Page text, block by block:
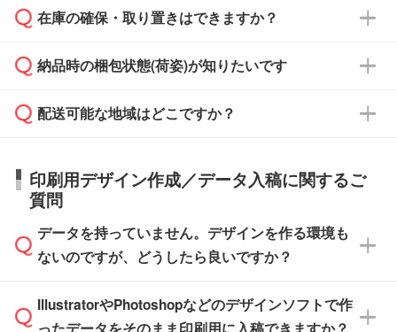
校や幼稚園・保育園であれば、同様の条件でご
ご希望の際は担当スタッフまでお気軽にご相談
ください。
たは注文フォームの『ご注文に関する備考欄』
ご入金確認後、1～2営業日で出荷いたしま
タッフまでお問い合わせください。
ル」に注文予定日をご入力いただくと、おおよ
その締切日や出荷目安をご確認いただけます。
品が決まりましたらお早めのご発注をお願いい
たします。
ご希望の納期がある場合は、お問い合わせ・お
い。
応が可能かご案内いたします。
す。>>対象商品はこちら
※最短出荷日は商品によって異なります。各商
品ページにてご確認ください
在庫の確保・取り置きはできますか？
ご入金確認後に在庫を確保し、注文確定のご連
はできかねますので予めご了承ください。
納品時の梱包状態(荷姿)が知りたいです
商品によって異なります。各ページにある商品
す。(白箱、化粧箱、ブリスターパックなど)
【袋入り】 商品がひとつずつ袋に入っていま
す。(透明袋、デザイン袋など)
【個包装なし】 個包装がされていない状態で
※化粧箱から白箱への入れ替えや、オリジナル
箱の作成は原則承っておりません。
配送可能な地域はどこですか？
日本全国へお届けが可能です。なお、海外への
直接納品は行っておりませんので予めご了承く
ださい。
印刷用デザイン作成／データ入稿に関するご
質問
データを持っていません。デザインを作る環境も
ないのですが、どうしたら良いですか？
無料の「デザインシミュレーター」を使えば、
IllustratorやPhotoshopなどのデザインソフトで作